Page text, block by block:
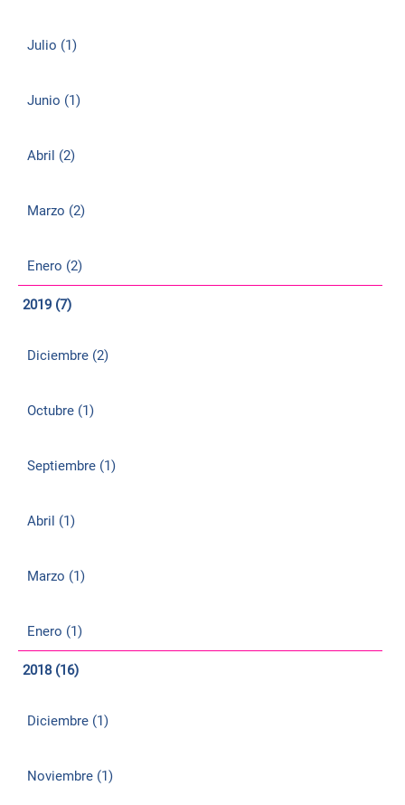
Julio (1)
Junio (1)
Abril (2)
Marzo (2)
Enero (2)
2019 (7)
Diciembre (2)
Octubre (1)
Septiembre (1)
Abril (1)
Marzo (1)
Enero (1)
2018 (16)
Diciembre (1)
Noviembre (1)